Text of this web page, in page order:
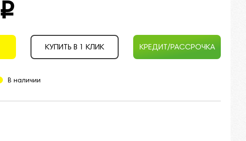
i
КУПИТЬ В 1 КЛИК КРЕДИТ/РАССРОЧКА
В наличии